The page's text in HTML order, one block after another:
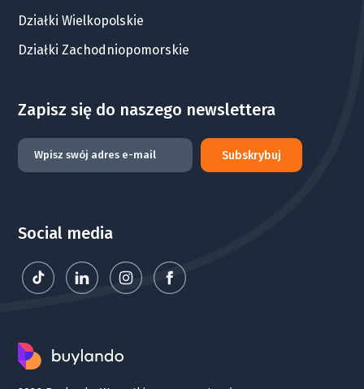
Działki Wielkopolskie
Działki Zachodniopomorskie
Zapisz się do naszego newslettera
Subskrybuj
Social media